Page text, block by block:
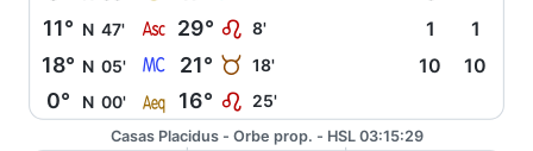
11° N 47' W 29° E 8' 1 1
18° N 05' X 21° B 18' 10 10
0° N 00' l 16° E 25'
Casas Placidus - Orbe prop. - HSL 03:15:29